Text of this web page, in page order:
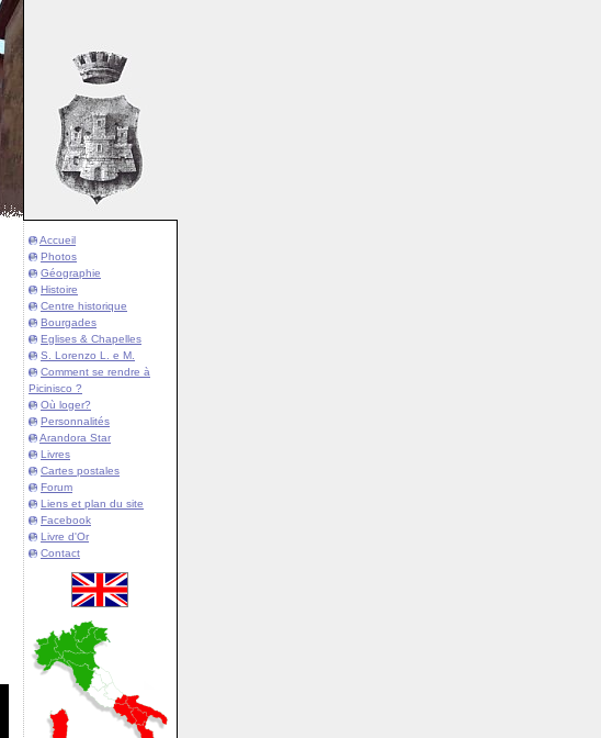
Accueil
Photos
Géographie
Histoire
Centre historique
Bourgades
Eglises & Chapelles
S. Lorenzo L. e M.
Comment se rendre à
Picinisco ?
Où loger?
Personnalités
Arandora Star
Livres
Cartes postales
Forum
Liens et plan du site
Facebook
Livre d'Or
Contact